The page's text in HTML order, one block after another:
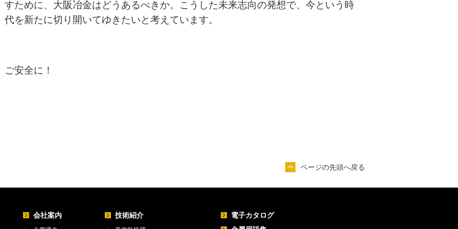
すために、大阪冶金はどうあるべきか。こうした未来志向の発想で、今という時
代を新たに切り開いてゆきたいと考えています。
ご安全に！
ページの先頭へ戻る
会社案内 技術紹介
電子カタログ